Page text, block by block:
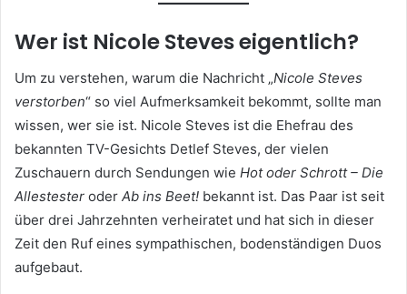
Wer ist Nicole Steves eigentlich?
Um zu verstehen, warum die Nachricht „Nicole Steves
verstorben“ so viel Aufmerksamkeit bekommt, sollte man
wissen, wer sie ist. Nicole Steves ist die Ehefrau des
bekannten TV-Gesichts Detlef Steves, der vielen
Zuschauern durch Sendungen wie Hot oder Schrott – Die
Allestester oder Ab ins Beet! bekannt ist. Das Paar ist seit
über drei Jahrzehnten verheiratet und hat sich in dieser
Zeit den Ruf eines sympathischen, bodenständigen Duos
aufgebaut.